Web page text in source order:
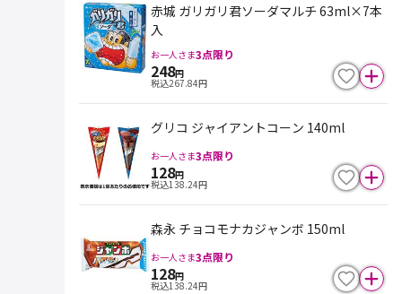
赤城 ガリガリ君ソーダマルチ 63ml×7本
入
お一人さま3点限り
248円
税込267.84円
グリコ ジャイアントコーン 140ml
お一人さま3点限り
128円
税込138.24円
森永 チョコモナカジャンボ 150ml
お一人さま3点限り
128円
税込138.24円